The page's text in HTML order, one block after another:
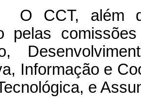
CCT, além
pelas
Informação e
e